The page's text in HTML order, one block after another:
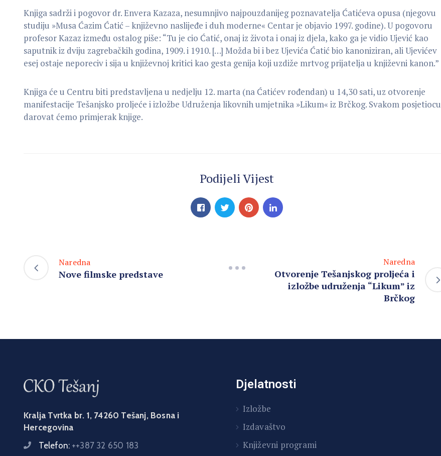
Knjiga sadrži i pogovor dr. Envera Kazaza, nesumnjivo najpouzdanijeg poznavatelja Ćatićeva opusa (njegovu
studiju »Musa Ćazim Ćatić – književno naslijeđe i duh moderne« Centar je objavio 1997. godine). U pogovoru
profesor Kazaz između ostalog piše: “Tu je cio Ćatić, onaj iz života i onaj iz djela, kako ga je vidio Ujević kao
saputnik iz dviju zagrebačkih godina, 1909. i 1910. […] Možda bi i bez Ujevića Ćatić bio kanoniziran, ali Ujevićev
esej ostaje neporeciv i sija u književnoj kritici kao gesta genija koji uzdiže mrtvog prijatelja u književni kanon.”
Knjiga će u Centru biti predstavljena u nedjelju 12. marta (na Ćatićev rođendan) u 14,30 sati, uz otvorenje
manifestacije Tešanjsko proljeće i izložbe Udruženja likovnih umjetnika »Likum« iz Brčkog. Svakom posjetiocu
darovat ćemo primjerak knjige.
Podijeli Vijest
Naredna
Nove filmske predstave
Naredna
Otvorenje Tešanjskog proljeća i
izložbe udruženja “Likum” iz
Brčkog
Kralja Tvrtka br. 1, 74260 Tešanj, Bosna i
Hercegovina
Telefon: ++387 32 650 183
Djelatnosti
Izložbe
Izdavaštvo
Književni programi